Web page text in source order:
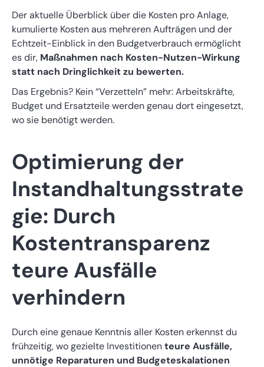
Der aktuelle Überblick über die Kosten pro Anlage,
kumulierte Kosten aus mehreren Aufträgen und der
Echtzeit-Einblick in den Budgetverbrauch ermöglicht
es dir, Maßnahmen nach Kosten-Nutzen-Wirkung
statt nach Dringlichkeit zu bewerten.
Das Ergebnis? Kein “Verzetteln” mehr: Arbeitskräfte,
Budget und Ersatzteile werden genau dort eingesetzt,
wo sie benötigt werden.
Optimierung der
Instandhaltungsstrate
gie: Durch
Kostentransparenz
teure Ausfälle
verhindern
Durch eine genaue Kenntnis aller Kosten erkennst du
frühzeitig, wo gezielte Investitionenteure Ausfälle,
unnötige Reparaturen und Budgeteskalationen